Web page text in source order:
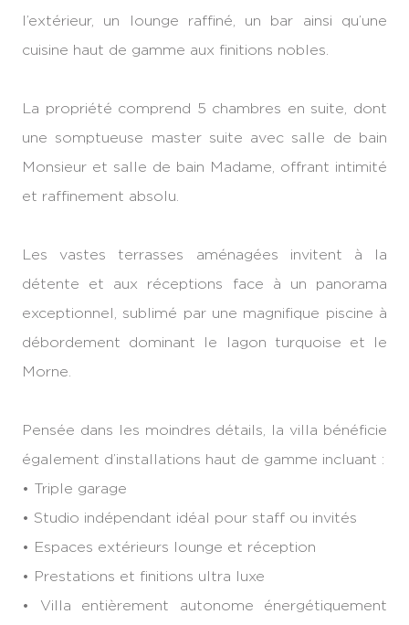
l’extérieur, un lounge raffiné, un bar ainsi qu’une
cuisine haut de gamme aux finitions nobles.
La propriété comprend 5 chambres en suite, dont
une somptueuse master suite avec salle de bain
Monsieur et salle de bain Madame, offrant intimité
et raffinement absolu.
Les vastes terrasses aménagées invitent à la
détente et aux réceptions face à un panorama
exceptionnel, sublimé par une magnifique piscine à
débordement dominant le lagon turquoise et le
Morne.
Pensée dans les moindres détails, la villa bénéficie
également d’installations haut de gamme incluant :
• Triple garage
• Studio indépendant idéal pour staff ou invités
• Espaces extérieurs lounge et réception
• Prestations et finitions ultra luxe
• Villa entièrement autonome énergétiquement